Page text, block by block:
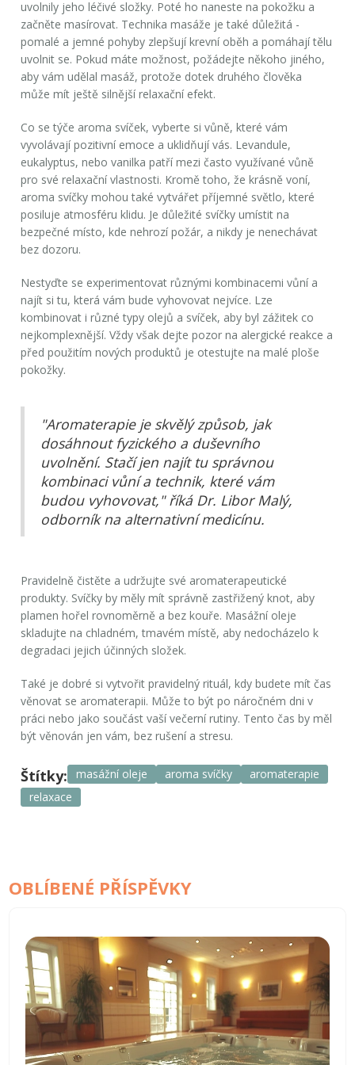
uvolnily jeho léčivé složky. Poté ho naneste na pokožku a
začněte masírovat. Technika masáže je také důležitá -
pomalé a jemné pohyby zlepšují krevní oběh a pomáhají tělu
uvolnit se. Pokud máte možnost, požádejte někoho jiného,
aby vám udělal masáž, protože dotek druhého člověka
může mít ještě silnější relaxační efekt.
Co se týče aroma svíček, vyberte si vůně, které vám
vyvolávají pozitivní emoce a uklidňují vás. Levandule,
eukalyptus, nebo vanilka patří mezi často využívané vůně
pro své relaxační vlastnosti. Kromě toho, že krásně voní,
aroma svíčky mohou také vytvářet příjemné světlo, které
posiluje atmosféru klidu. Je důležité svíčky umístit na
bezpečné místo, kde nehrozí požár, a nikdy je nenechávat
bez dozoru.
Nestyďte se experimentovat různými kombinacemi vůní a
najít si tu, která vám bude vyhovovat nejvíce. Lze
kombinovat i různé typy olejů a svíček, aby byl zážitek co
nejkomplexnější. Vždy však dejte pozor na alergické reakce a
před použitím nových produktů je otestujte na malé ploše
pokožky.
"Aromaterapie je skvělý způsob, jak
dosáhnout fyzického a duševního
uvolnění. Stačí jen najít tu správnou
kombinaci vůní a technik, které vám
budou vyhovovat," říká Dr. Libor Malý,
odborník na alternativní medicínu.
Pravidelně čistěte a udržujte své aromaterapeutické
produkty. Svíčky by měly mít správně zastřižený knot, aby
plamen hořel rovnoměrně a bez kouře. Masážní oleje
skladujte na chladném, tmavém místě, aby nedocházelo k
degradaci jejich účinných složek.
Také je dobré si vytvořit pravidelný rituál, kdy budete mít čas
věnovat se aromaterapii. Může to být po náročném dni v
práci nebo jako součást vaší večerní rutiny. Tento čas by měl
být věnován jen vám, bez rušení a stresu.
Štítky: masážní oleje aroma svíčky
aromaterapie
relaxace
OBLÍBENÉ PŘÍSPĚVKY